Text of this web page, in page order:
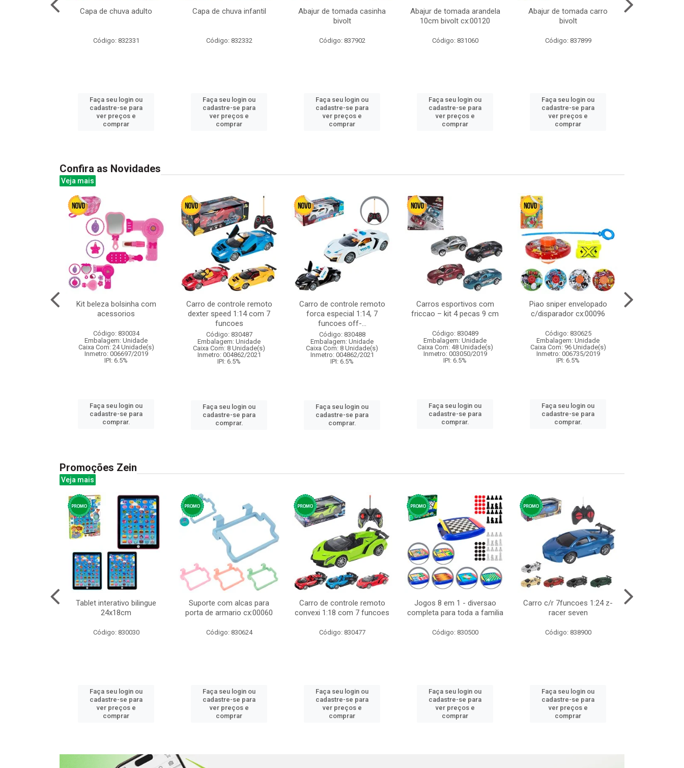
Capa de chuva adulto
Código: 832331
Faça seu login ou
cadastre-se para
ver preços e
comprar
Capa de chuva infantil
Código: 832332
Faça seu login ou
cadastre-se para
ver preços e
comprar
Abajur de tomada casinha
bivolt
Código: 837902
Faça seu login ou
cadastre-se para
ver preços e
comprar
Abajur de tomada arandela
10cm bivolt cx:00120
Código: 831060
Faça seu login ou
cadastre-se para
ver preços e
comprar
Abajur de tomada carro
bivolt
Código: 837899
Faça seu login ou
cadastre-se para
ver preços e
comprar
Confira as Novidades
Veja mais
Kit beleza bolsinha com
acessorios
Código: 830034
Embalagem: Unidade
Caixa Com: 24 Unidade(s)
Inmetro: 006697/2019
IPI: 6.5%
Faça seu login ou
cadastre-se para
comprar.
Carro de controle remoto
dexter speed 1:14 com 7
funcoes
Código: 830487
Embalagem: Unidade
Caixa Com: 8 Unidade(s)
Inmetro: 004862/2021
IPI: 6.5%
Faça seu login ou
cadastre-se para
comprar.
Carro de controle remoto
forca especial 1:14, 7
funcoes off-...
Código: 830488
Embalagem: Unidade
Caixa Com: 8 Unidade(s)
Inmetro: 004862/2021
IPI: 6.5%
Faça seu login ou
cadastre-se para
comprar.
Carros esportivos com
friccao – kit 4 pecas 9 cm
Código: 830489
Embalagem: Unidade
Caixa Com: 48 Unidade(s)
Inmetro: 003050/2019
IPI: 6.5%
Faça seu login ou
cadastre-se para
comprar.
Piao sniper envelopado
c/disparador cx:00096
Código: 830625
Embalagem: Unidade
Caixa Com: 96 Unidade(s)
Inmetro: 006735/2019
IPI: 6.5%
Faça seu login ou
cadastre-se para
comprar.
Promoções Zein
Veja mais
Tablet interativo bilingue
24x18cm
Código: 830030
Faça seu login ou
cadastre-se para
ver preços e
comprar
Suporte com alcas para
porta de armario cx:00060
Código: 830624
Faça seu login ou
cadastre-se para
ver preços e
comprar
Carro de controle remoto
convexi 1:18 com 7 funcoes
Código: 830477
Faça seu login ou
cadastre-se para
ver preços e
comprar
Jogos 8 em 1 - diversao
completa para toda a familia
Código: 830500
Faça seu login ou
cadastre-se para
ver preços e
comprar
Carro c/r 7funcoes 1:24 z-
racer seven
Código: 838900
Faça seu login ou
cadastre-se para
ver preços e
comprar